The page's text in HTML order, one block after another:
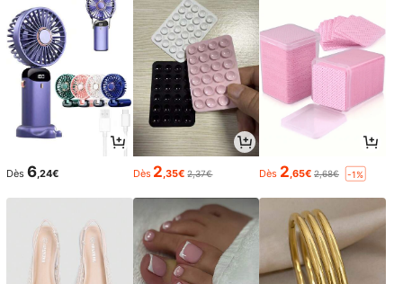
Dès 6,24€ Dès 2 ,35€ 2,37€ Dès 2 ,65€ 2,68€ -1%